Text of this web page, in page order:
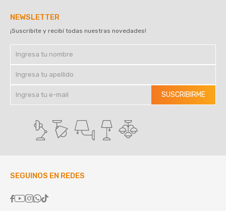
NEWSLETTER
¡Suscribite y recibí todas nuestras novedades!
SUSCRIBIRME
SEGUINOS EN REDES
